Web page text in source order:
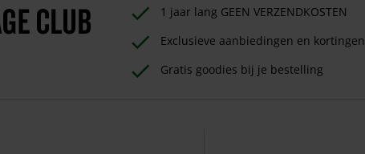
1 jaar lang GEEN VERZENDKOSTEN
Exclusieve aanbiedingen en kortingen
Gratis goodies bij je bestelling